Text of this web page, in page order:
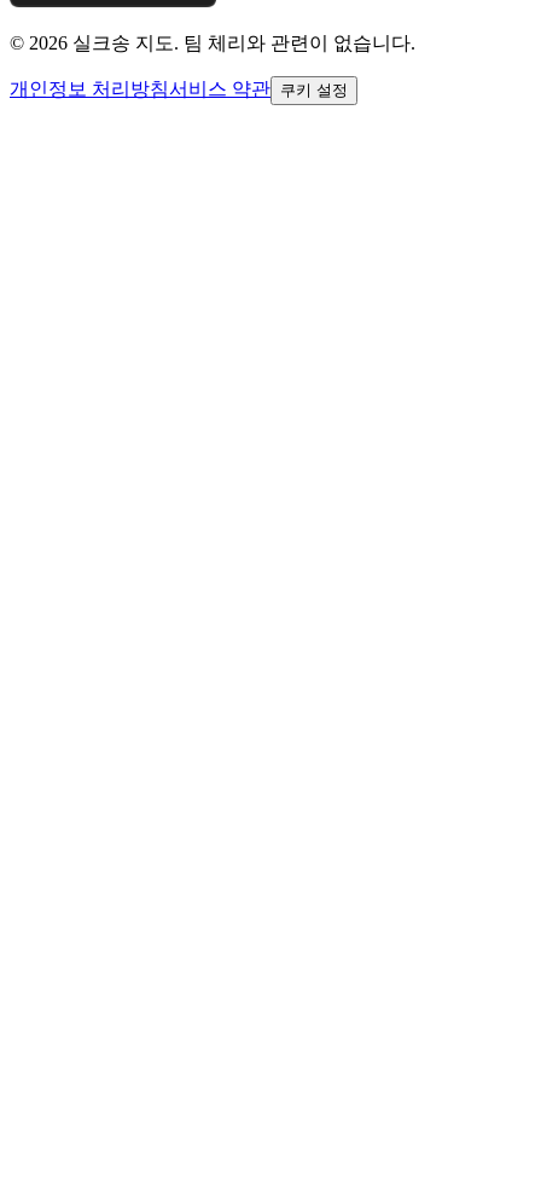
© 2026 실크송 지도. 팀 체리와 관련이 없습니다.
개인정보 처리방침서비스 약관 쿠키 설정